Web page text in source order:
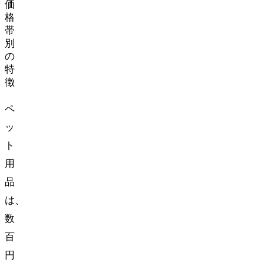
価
格
帯
別
の
特
徴
ペ
ッ
ト
用
品
は、
数
百
円